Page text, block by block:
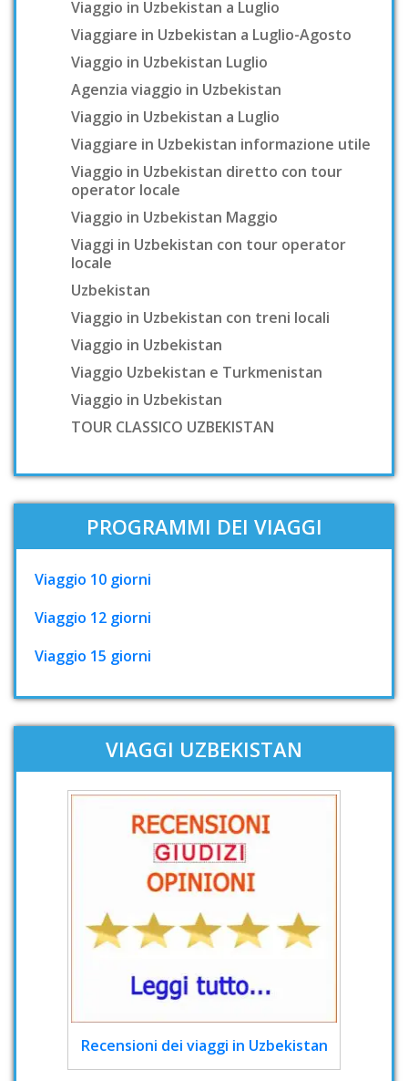
Viaggio in Uzbekistan a Luglio
Viaggiare in Uzbekistan a Luglio-Agosto
Viaggio in Uzbekistan Luglio
Agenzia viaggio in Uzbekistan
Viaggio in Uzbekistan a Luglio
Viaggiare in Uzbekistan informazione utile
Viaggio in Uzbekistan diretto con tour
operator locale
Viaggio in Uzbekistan Maggio
Viaggi in Uzbekistan con tour operator
locale
Uzbekistan
Viaggio in Uzbekistan con treni locali
Viaggio in Uzbekistan
Viaggio Uzbekistan e Turkmenistan
Viaggio in Uzbekistan
TOUR CLASSICO UZBEKISTAN
PROGRAMMI DEI VIAGGI
Viaggio 10 giorni
Viaggio 12 giorni
Viaggio 15 giorni
VIAGGI UZBEKISTAN
Recensioni dei viaggi in Uzbekistan